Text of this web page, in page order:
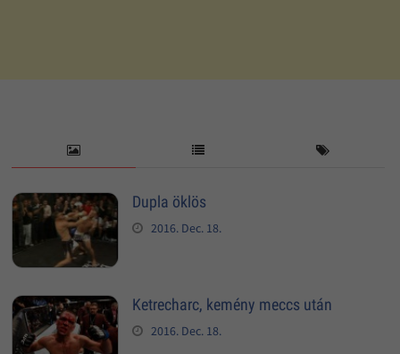
Dupla öklös
2016. Dec. 18.
Ketrecharc, kemény meccs után
2016. Dec. 18.